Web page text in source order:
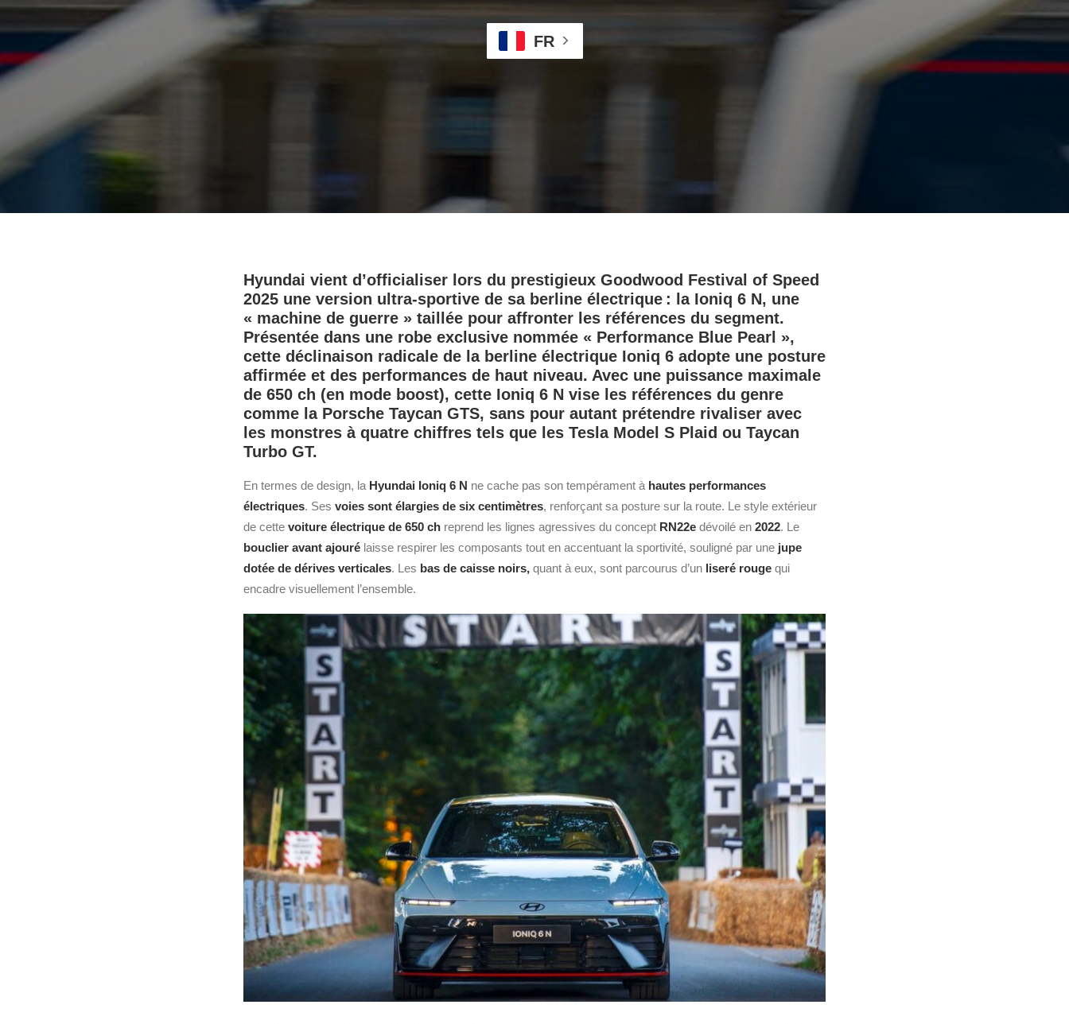
FR
Hyundai vient d’officialiser lors du prestigieux Goodwood Festival of Speed
2025 une version ultra-sportive de sa berline électrique : la Ioniq 6 N, une
« machine de guerre » taillée pour affronter les références du segment.
Présentée dans une robe exclusive nommée « Performance Blue Pearl »,
cette déclinaison radicale de la berline électrique Ioniq 6 adopte une posture
affirmée et des performances de haut niveau. Avec une puissance maximale
de 650 ch (en mode boost), cette Ioniq 6 N vise les références du genre
comme la Porsche Taycan GTS, sans pour autant prétendre rivaliser avec
les monstres à quatre chiffres tels que les Tesla Model S Plaid ou Taycan
Turbo GT.
En termes de design, la Hyundai Ioniq 6 N ne cache pas son tempérament à hautes performances
électriques. Ses voies sont élargies de six centimètres, renforçant sa posture sur la route. Le style extérieur
de cette voiture électrique de 650 ch reprend les lignes agressives du concept RN22e dévoilé en 2022. Le
bouclier avant ajouré laisse respirer les composants tout en accentuant la sportivité, souligné par une jupe
dotée de dérives verticales. Les bas de caisse noirs, quant à eux, sont parcourus d’un liseré rouge qui
encadre visuellement l’ensemble.